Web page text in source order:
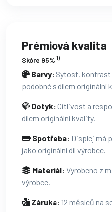
Prémiová kvalita
Skóre 95% 1)
Barvy: Sytost, kontrast
podobné s dílem originální
Dotyk: Citlivost a
dílem originální kvality.
Spotřeba: Displej má
jako originální díl výrobce.
Materiál: Vyrobeno z
výrobce.
Záruka: 12 měsíců na